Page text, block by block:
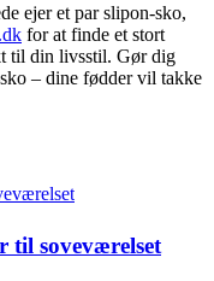
ejer et par slipon-sko,
for at finde et stort
til din livsstil. Gør dig
– dine fødder vil takke
til soveværelset